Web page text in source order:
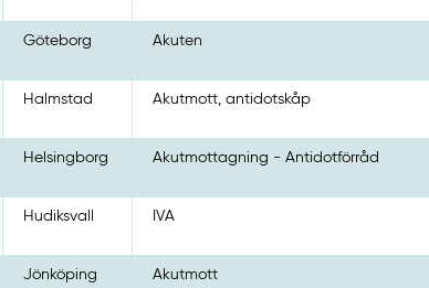
Göteborg Akuten
Halmstad Akutmott, antidotskåp
Helsingborg Akutmottagning - Antidotförråd
Hudiksvall IVA
Jönköping Akutmott